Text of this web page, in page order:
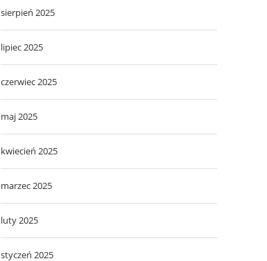
sierpień 2025
lipiec 2025
czerwiec 2025
maj 2025
kwiecień 2025
marzec 2025
luty 2025
styczeń 2025